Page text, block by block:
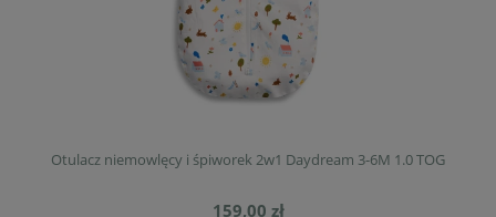
Otulacz niemowlęcy i śpiworek 2w1 Daydream 3-6M 1.0 TOG
159,00 zł